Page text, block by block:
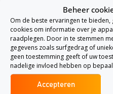
Beheer
Om de beste ervaringen te
cookies om informatie over je
raadplegen. Door in te stemmen
gegevens zoals surfgedrag of
geen toestemming geeft of uw
nadelige invloed hebben op
Accepteren
Kinderzorg:Kinderen
ekerd op de polis van
standig om je kind bij te
de meest uitgebreide
at het kind ook van
Orthodontie en tandzorg: